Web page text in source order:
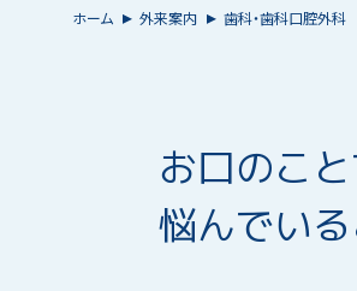
ホーム 外来案内 歯科・歯科口腔外科
お口のこ
悩んでい